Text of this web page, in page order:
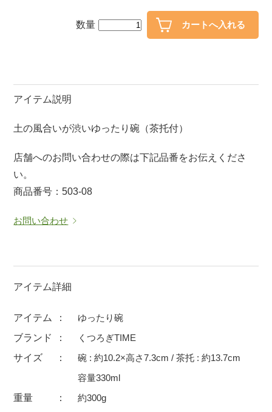
中鉢
ポット 急須
ロックカップ タンブラー
そば千代口 フグヒレ酒
徳利・盃
そば徳利
価格
500円未満 99円未満 100円～
1,500円〜
数量
アイテム説明
土の風合いが渋いゆったり碗（茶托付）
店舗へのお問い合わせの際は下記品番をお伝えくださ
い。
商品番号：503-08
お問い合わせ
アイテム詳細
アイテム
ゆったり碗
ブランド
くつろぎTIME
サイズ
碗 : 約10.2×高さ7.3cm / 茶托 : 約13.7cm
容量330ml
重量
約300g